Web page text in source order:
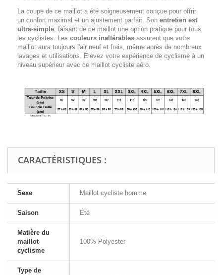
La coupe de ce maillot a été soigneusement conçue pour offrir
un confort maximal et un ajustement parfait. Son entretien est
ultra-simple, faisant de ce maillot une option pratique pour tous
les cyclistes. Les couleurs inaltérables assurent que votre
maillot aura toujours l'air neuf et frais, même après de nombreux
lavages et utilisations. Élevez votre expérience de cyclisme à un
niveau supérieur avec ce maillot cycliste aéro.
CARACTÉRISTIQUES :
Sexe Maillot cycliste homme
Saison Été
Matière du
maillot
cyclisme
100% Polyester
Type de